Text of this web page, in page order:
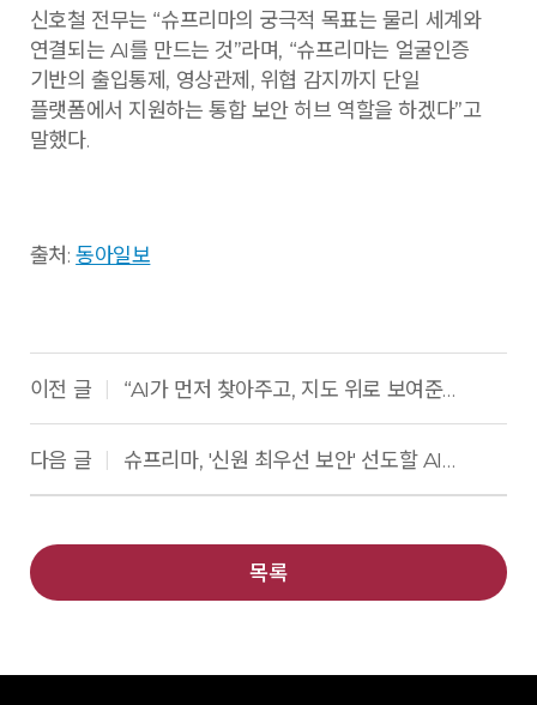
신호철 전무는 “슈프리마의 궁극적 목표는 물리 세계와
연결되는 AI를 만드는 것”라며, “슈프리마는 얼굴인증
기반의 출입통제, 영상관제, 위협 감지까지 단일
플랫폼에서 지원하는 통합 보안 허브 역할을 하겠다”고
말했다.
출처:동아일보
이전 글 “AI가 먼저 찾아주고, 지도 위로 보여준다”… CCTV 관제가 ‘실시간 수색 플랫폼’으로 진화
다음 글 슈프리마, '신원 최우선 보안' 선도할 AI 얼굴인증 플래그십 단말기 ‘바이오스테이션 3 맥스’ 출시
목록